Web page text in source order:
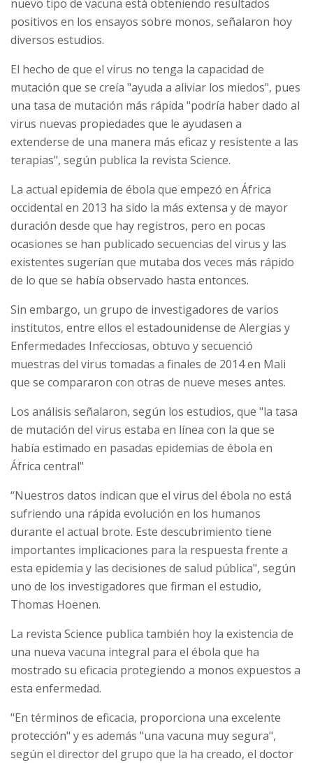
nuevo tipo de vacuna está obteniendo resultados
positivos en los ensayos sobre monos, señalaron hoy
diversos estudios.
El hecho de que el virus no tenga la capacidad de
mutación que se creía "ayuda a aliviar los miedos", pues
una tasa de mutación más rápida "podría haber dado al
virus nuevas propiedades que le ayudasen a
extenderse de una manera más eficaz y resistente a las
terapias", según publica la revista Science.
La actual epidemia de ébola que empezó en África
occidental en 2013 ha sido la más extensa y de mayor
duración desde que hay registros, pero en pocas
ocasiones se han publicado secuencias del virus y las
existentes sugerían que mutaba dos veces más rápido
de lo que se había observado hasta entonces.
Sin embargo, un grupo de investigadores de varios
institutos, entre ellos el estadounidense de Alergias y
Enfermedades Infecciosas, obtuvo y secuenció
muestras del virus tomadas a finales de 2014 en Mali
que se compararon con otras de nueve meses antes.
Los análisis señalaron, según los estudios, que "la tasa
de mutación del virus estaba en línea con la que se
había estimado en pasadas epidemias de ébola en
África central"
“Nuestros datos indican que el virus del ébola no está
sufriendo una rápida evolución en los humanos
durante el actual brote. Este descubrimiento tiene
importantes implicaciones para la respuesta frente a
esta epidemia y las decisiones de salud pública", según
uno de los investigadores que firman el estudio,
Thomas Hoenen.
La revista Science publica también hoy la existencia de
una nueva vacuna integral para el ébola que ha
mostrado su eficacia protegiendo a monos expuestos a
esta enfermedad.
"En términos de eficacia, proporciona una excelente
protección" y es además "una vacuna muy segura",
según el director del grupo que la ha creado, el doctor